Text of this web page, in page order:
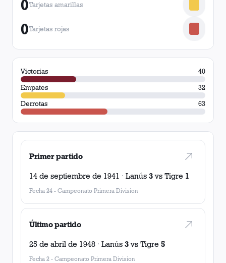
0Tarjetas amarillas
0Tarjetas rojas
Victorias
40
Empates
32
Derrotas
63
Primer partido
14 de septiembre de 1941 · Lanús 3vs Tigre 1
Fecha 24 - Campeonato Primera Division
Último partido
25 de abril de 1948 · Lanús 3vs Tigre 5
Fecha 2 - Campeonato Primera Division